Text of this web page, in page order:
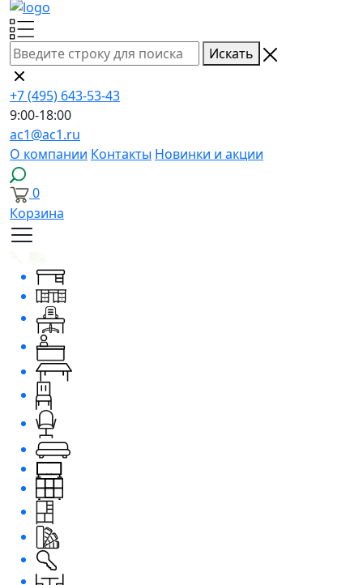
Искать
+7 (495) 643-53-43
9:00-18:00
ac1@ac1.ru
О компании Контакты Новинки и акции
0
Корзина